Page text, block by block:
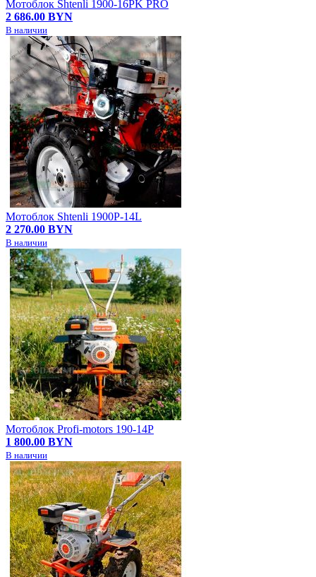
Мотоблок Shtenli 1900-16PK PRO
2 686.00 BYN
В наличии
Мотоблок Shtenli 1900P-14L
2 270.00 BYN
В наличии
Мотоблок Profi-motors 190-14P
1 800.00 BYN
В наличии